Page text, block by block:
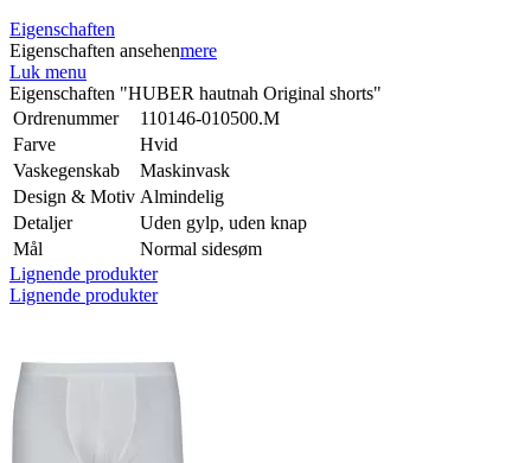
Eigenschaften
Eigenschaften ansehenmere
Luk menu
Eigenschaften "HUBER hautnah Original shorts"
Ordrenummer
110146-010500.M
Farve
Hvid
Vaskegenskab
Maskinvask
Design & Motiv Almindelig
Detaljer
Uden gylp, uden knap
Mål
Normal sidesøm
Lignende produkter
Lignende produkter